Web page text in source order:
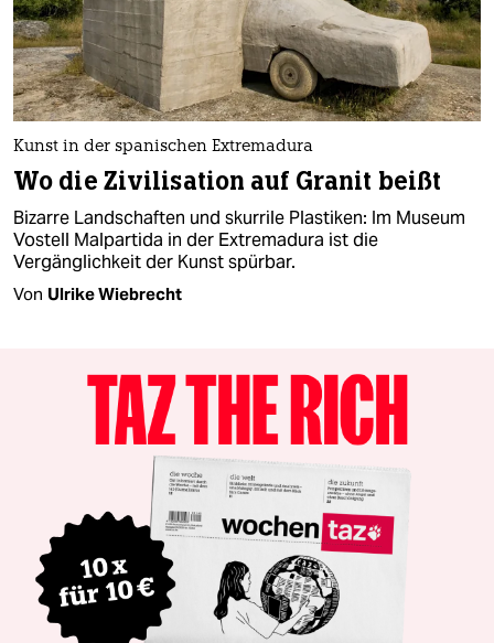
Kunst in der spanischen Extremadura
Wo die Zivilisation auf Granit beißt
Bizarre Landschaften und skurrile Plastiken: Im Museum
Vostell Malpartida in der Extremadura ist die
Vergänglichkeit der Kunst spürbar.
Von Ulrike Wiebrecht